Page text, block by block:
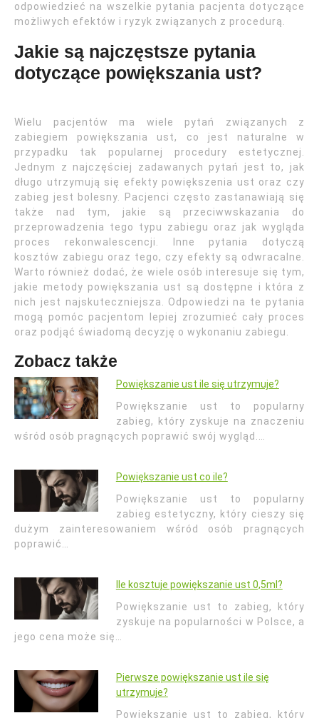
odpowiedzieć na wszelkie pytania pacjenta dotyczące
możliwych efektów i ryzyk związanych z procedurą.
Jakie są najczęstsze pytania
dotyczące powiększania ust?
Wielu pacjentów ma wiele pytań związanych z
zabiegiem powiększania ust, co jest naturalne w
przypadku tak popularnej procedury estetycznej.
Jednym z najczęściej zadawanych pytań jest to, jak
długo utrzymują się efekty powiększenia ust oraz czy
zabieg jest bolesny. Pacjenci często zastanawiają się
także nad tym, jakie są przeciwwskazania do
przeprowadzenia tego typu zabiegu oraz jak wygląda
proces rekonwalescencji. Inne pytania dotyczą
kosztów zabiegu oraz tego, czy efekty są odwracalne.
Warto również dodać, że wiele osób interesuje się tym,
jakie metody powiększania ust są dostępne i która z
nich jest najskuteczniejsza. Odpowiedzi na te pytania
mogą pomóc pacjentom lepiej zrozumieć cały proces
oraz podjąć świadomą decyzję o wykonaniu zabiegu.
Zobacz także
Powiększanie ust ile się utrzymuje?
Powiększanie ust to popularny
zabieg, który zyskuje na znaczeniu
wśród osób pragnących poprawić swój wygląd.…
Powiększanie ust co ile?
Powiększanie ust to popularny
zabieg estetyczny, który cieszy się
dużym zainteresowaniem wśród osób pragnących
poprawić…
Ile kosztuje powiększanie ust 0,5ml?
Powiększanie ust to zabieg, który
zyskuje na popularności w Polsce, a
jego cena może się…
Pierwsze powiększanie ust ile się
utrzymuje?
Powiększanie ust to zabieg, który